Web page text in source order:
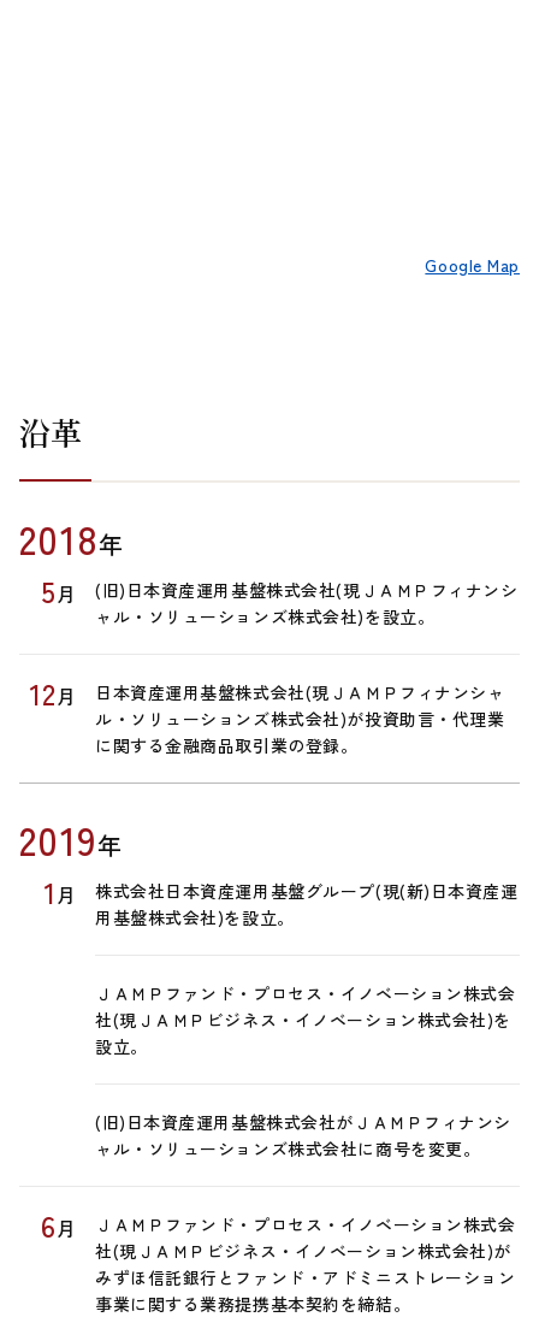
Google Map
沿革
2018年
5月
(旧)日本資産運用基盤株式会社(現ＪＡＭＰフィナンシ
ャル・ソリューションズ株式会社)を設立。
12月
日本資産運用基盤株式会社(現ＪＡＭＰフィナンシャ
ル・ソリューションズ株式会社)が投資助言・代理業
に関する金融商品取引業の登録。
2019年
1月
株式会社日本資産運用基盤グループ(現(新)日本資産運
用基盤株式会社)を設立。
ＪＡＭＰファンド・プロセス・イノベーション株式会
社(現ＪＡＭＰビジネス・イノベーション株式会社)を
設立。
(旧)日本資産運用基盤株式会社がＪＡＭＰフィナンシ
ャル・ソリューションズ株式会社に商号を変更。
6月
ＪＡＭＰファンド・プロセス・イノベーション株式会
社(現ＪＡＭＰビジネス・イノベーション株式会社)が
みずほ信託銀行とファンド・アドミニストレーション
事業に関する業務提携基本契約を締結。